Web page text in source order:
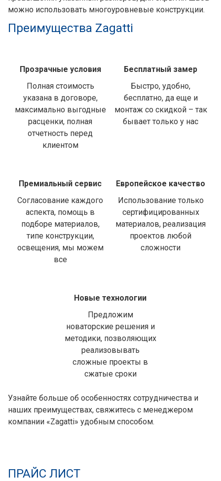
можно использовать многоуровневые конструкции.
Преимущества Zagatti
Прозрачные условия
Полная стоимость
указана в договоре,
максимально выгодные
расценки, полная
отчетность перед
клиентом
Бесплатный замер
Быстро, удобно,
бесплатно, да еще и
монтаж со скидкой – так
бывает только у нас
Премиальный сервис
Согласование каждого
аспекта, помощь в
подборе материалов,
типе конструкции,
освещения, мы можем
все
Европейское качество
Использование только
сертифицированных
материалов, реализация
проектов любой
сложности
Новые технологии
Предложим
новаторские решения и
методики, позволяющих
реализовывать
сложные проекты в
сжатые сроки
Узнайте больше об особенностях сотрудничества и
наших преимуществах, свяжитесь с менеджером
компании «Zagatti» удобным способом.
ПРАЙС ЛИСТ